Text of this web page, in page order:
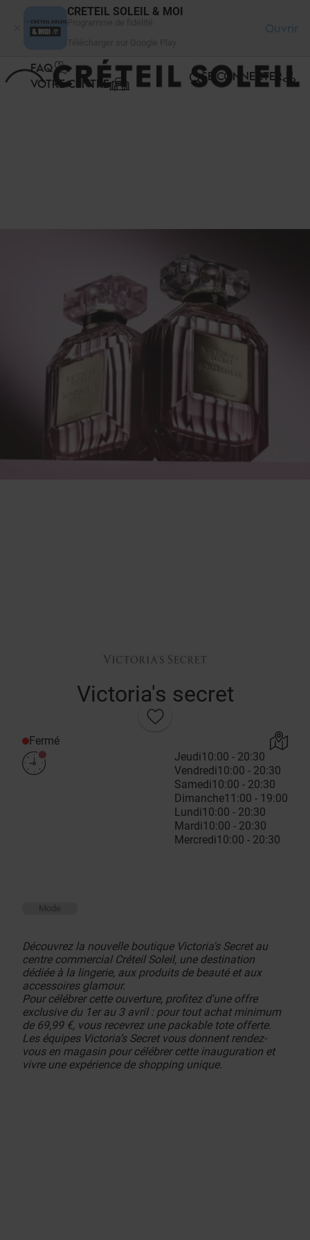
CRETEIL SOLEIL & MOI
Ouvrir
FAQ
VOTRE CENTRE
SE CONNECTER
Victoria's secret
Fermé
Jeudi10:00 - 20:30
Vendredi10:00 - 20:30
Samedi10:00 - 20:30
Dimanche11:00 - 19:00
Lundi10:00 - 20:30
Mardi10:00 - 20:30
Mercredi10:00 - 20:30
Mode
Découvrez la nouvelle boutique Victoria's Secret au
centre commercial Créteil Soleil, une destination
dédiée à la lingerie, aux produits de beauté et aux
accessoires glamour.
Pour célébrer cette ouverture, profitez d'une offre
exclusive du 1er au 3 avril : pour tout achat minimum
de 69,99 €, vous recevrez une packable tote offerte.
Les équipes Victoria’s Secret vous donnent rendez-
vous en magasin pour célébrer cette inauguration et
vivre une expérience de shopping unique.
Panneau de gestion des cookies